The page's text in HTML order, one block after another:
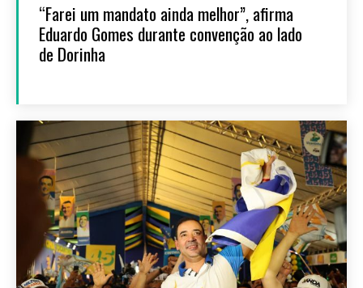
“Farei um mandato ainda melhor”, afirma
Eduardo Gomes durante convenção ao lado
de Dorinha